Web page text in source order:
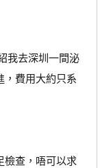
去深圳一間泌
，費用大約只系
查，唔可以求